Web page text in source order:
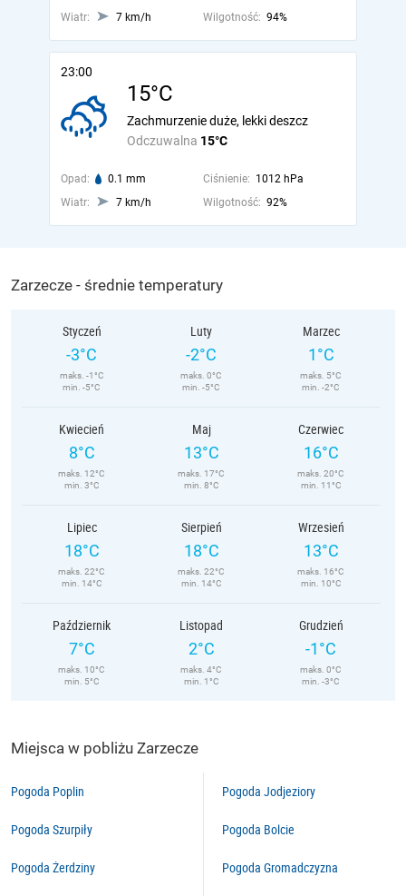
Wiatr: 7 km/h Wilgotność: 94%
23:00
15°C
Odczuwalna 15°C
Zachmurzenie duże, lekki deszcz
Opad: 0.1 mm Ciśnienie: 1012 hPa
Wiatr:
7 km/h Wilgotność: 92%
Zarzecze - średnie temperatury
Styczeń
-3°C
maks. -1°C
min. -5°C
Luty
-2°C
maks. 0°C
min. -5°C
Marzec
1°C
maks. 5°C
min. -2°C
Kwiecień
8°C
maks. 12°C
min. 3°C
Maj
13°C
maks. 17°C
min. 8°C
Czerwiec
16°C
maks. 20°C
min. 11°C
Lipiec
18°C
maks. 22°C
min. 14°C
Sierpień
18°C
maks. 22°C
min. 14°C
Wrzesień
13°C
maks. 16°C
min. 10°C
Październik
7°C
maks. 10°C
min. 5°C
Listopad
2°C
maks. 4°C
min. 1°C
Grudzień
-1°C
maks. 0°C
min. -3°C
Miejsca w pobliżu Zarzecze
Pogoda Poplin
Pogoda Szurpiły
Pogoda Żerdziny
Pogoda Jodjeziory
Pogoda Bolcie
Pogoda Gromadczyzna